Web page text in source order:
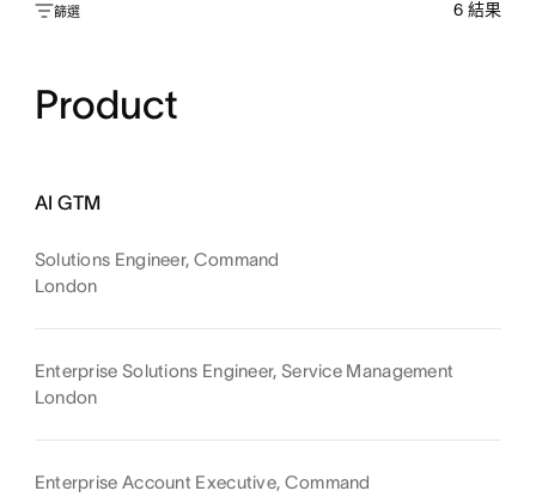
篩選 6 結果
Product
AI GTM
Solutions Engineer, Command
London
Enterprise Solutions Engineer, Service Management
London
Enterprise Account Executive, Command